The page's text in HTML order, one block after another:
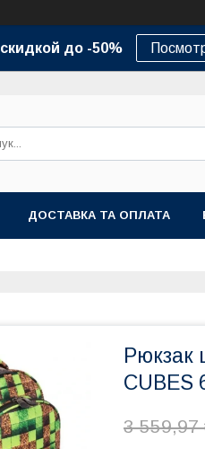
до -50%
ДОСТАВКА ТА ОПЛАТА
Рюкзак
CUBES
3 559,97